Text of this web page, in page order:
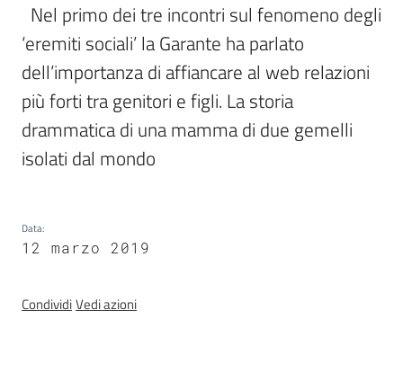
Assemblea
legislativa
Assemblea
Attività
Per i media
Per i cittadini
‘eremiti sociali’ la Garante ha parlato
dell’importanza di affiancare al web relazioni
più forti tra genitori e figli. La storia
drammatica di una mamma di due gemelli
isolati dal mondo
Data:
12 marzo 2019
CondividiVedi azioni